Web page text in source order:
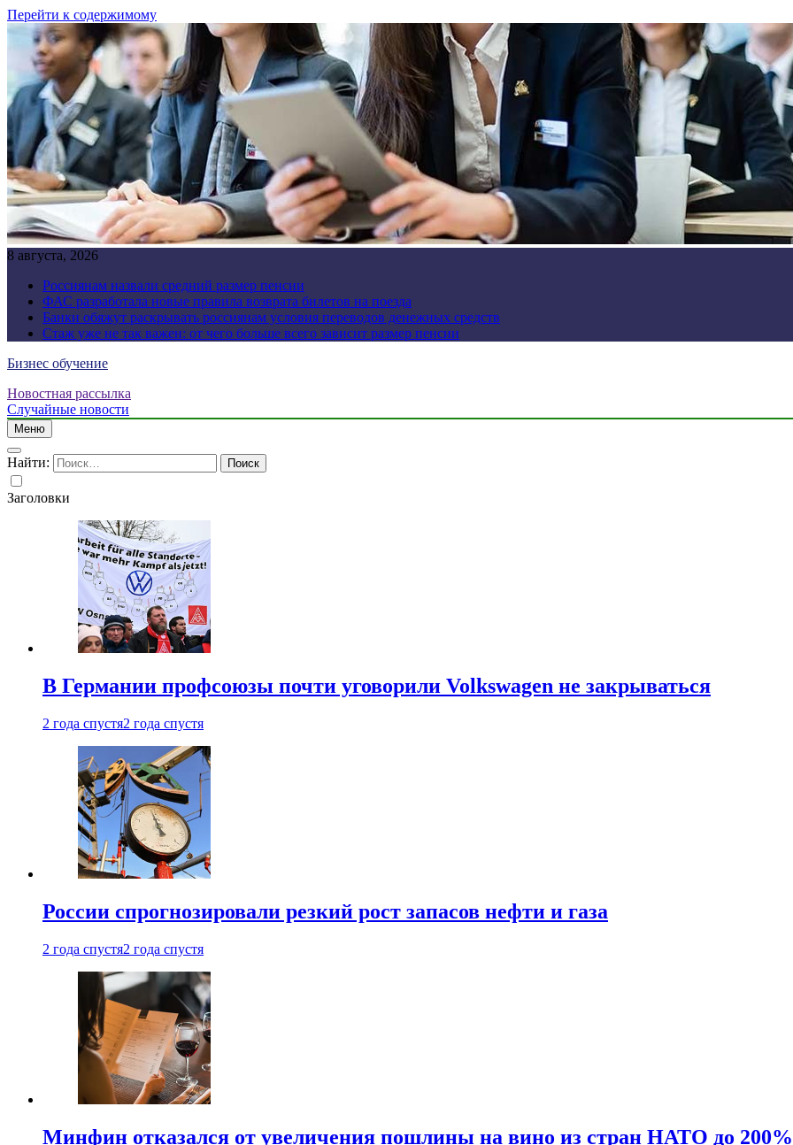
Перейти к содержимому
8 августа, 2026
Россиянам назвали средний размер пенсии
ФАС разработала новые правила возврата билетов на поезда
Банки обяжут раскрывать россиянам условия переводов денежных средств
Стаж уже не так важен: от чего больше всего зависит размер пенсии
Бизнес обучение
Новостная рассылка
Случайные новости
Меню
Найти:
Заголовки
В Германии профсоюзы почти уговорили Volkswagen не закрываться
2 года спустя2 года спустя
России спрогнозировали резкий рост запасов нефти и газа
2 года спустя2 года спустя
Минфин отказался от увеличения пошлины на вино из стран НАТО до 200%